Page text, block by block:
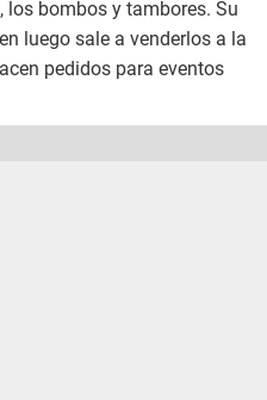
los bombos y tambores. Su
luego sale a venderlos a la
pedidos para eventos